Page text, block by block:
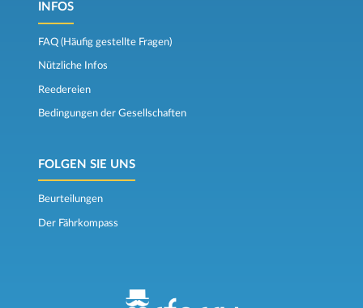
INFOS
FAQ (Häufig gestellte Fragen)
Nützliche Infos
Reedereien
Bedingungen der Gesellschaften
FOLGEN SIE UNS
Beurteilungen
Der Fährkompass